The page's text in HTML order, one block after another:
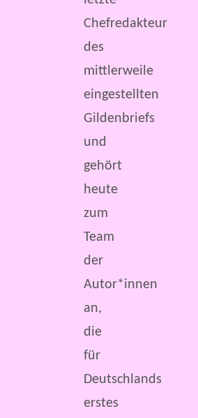
Chefredakteur
des
mittlerweile
eingestellten
Gildenbriefs
und
gehört
heute
zum
Team
der
Autor*innen
an,
die
für
Deutschlands
erstes